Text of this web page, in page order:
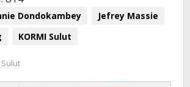
Dondokambey
Jefrey Massie
KORMI Sulut